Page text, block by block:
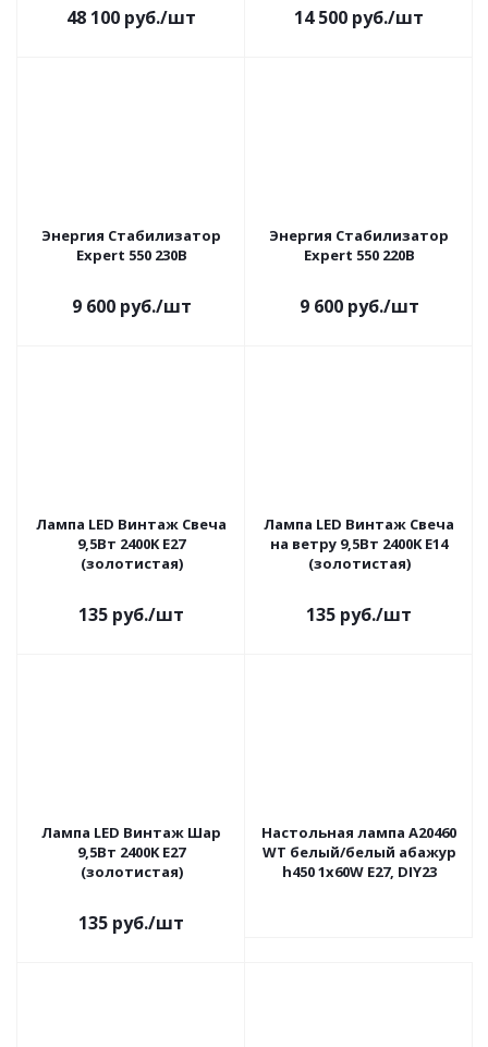
48 100 руб./шт 14 500 руб./шт
Энергия Cтабилизатор
Expert 550 230В
9 600руб./шт
Энергия Cтабилизатор
Expert 550 220В
9 600руб./шт
Лампа LED Винтаж Свеча
9,5Вт 2400K E27
(золотистая)
135 руб./шт
Лампа LED Винтаж Свеча
на ветру 9,5Вт 2400K E14
(золотистая)
135 руб./шт
Лампа LED Винтаж Шар
9,5Вт 2400K E27
(золотистая)
135 руб./шт
Настольная лампа A20460
WT белый/белый абажур
h450 1х60W E27, DIY23